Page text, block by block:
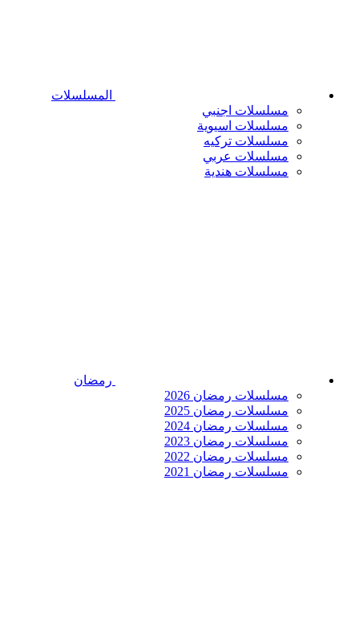
المسلسلات
مسلسلات اجنبي
مسلسلات اسيوية
مسلسلات تركيه
مسلسلات عربي
مسلسلات هندية
رمضان
مسلسلات رمضان 2026
مسلسلات رمضان 2025
مسلسلات رمضان 2024
مسلسلات رمضان 2023
مسلسلات رمضان 2022
مسلسلات رمضان 2021